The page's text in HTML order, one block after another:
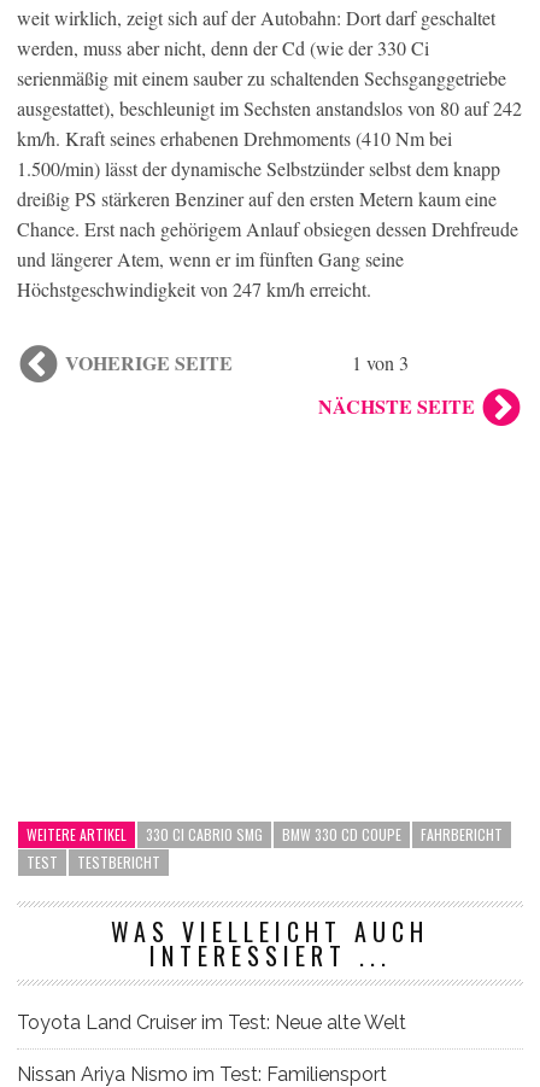
weit wirklich, zeigt sich auf der Autobahn: Dort darf geschaltet
werden, muss aber nicht, denn der Cd (wie der 330 Ci
serienmäßig mit einem sauber zu schaltenden Sechsganggetriebe
ausgestattet), beschleunigt im Sechsten anstandslos von 80 auf 242
km/h. Kraft seines erhabenen Drehmoments (410 Nm bei
1.500/min) lässt der dynamische Selbstzünder selbst dem knapp
dreißig PS stärkeren Benziner auf den ersten Metern kaum eine
Chance. Erst nach gehörigem Anlauf obsiegen dessen Drehfreude
und längerer Atem, wenn er im fünften Gang seine
Höchstgeschwindigkeit von 247 km/h erreicht.
VOHERIGE SEITE 1 von 3
NÄCHSTE SEITE
WEITERE ARTIKEL 330 CI CABRIO SMG BMW 330 CD COUPE
FAHRBERICHT
TEST
TESTBERICHT
WAS VIELLEICHT AUCH
INTERESSIERT ...
Toyota Land Cruiser im Test: Neue alte Welt
Nissan Ariya Nismo im Test: Familiensport